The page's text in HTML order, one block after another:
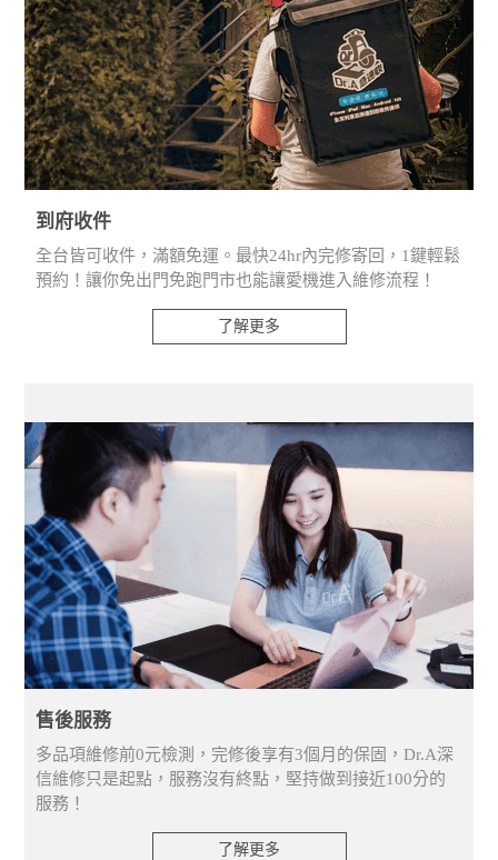
到府收件
全台皆可收件，滿額免運。最快24hr內完修寄回，1鍵輕鬆
預約！讓你免出門免跑門市也能讓愛機進入維修流程！
了解更多
售後服務
多品項維修前0元檢測，完修後享有3個月的保固，Dr.A深
信維修只是起點，服務沒有終點，堅持做到接近100分的
服務！
了解更多